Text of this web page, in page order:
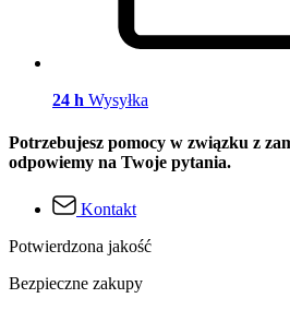
24 h Wysyłka
Potrzebujesz pomocy w związku z
odpowiemy na Twoje pytania.
Kontakt
Potwierdzona jakość
Bezpieczne zakupy